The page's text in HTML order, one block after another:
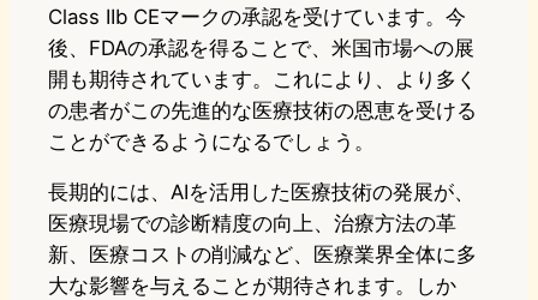
Class IIb CEマークの承認を受けています。今
後、FDAの承認を得ることで、米国市場への展
開も期待されています。これにより、より多く
の患者がこの先進的な医療技術の恩恵を受ける
ことができるようになるでしょう。
長期的には、AIを活用した医療技術の発展が、
医療現場での診断精度の向上、治療方法の革
新、医療コストの削減など、医療業界全体に多
大な影響を与えることが期待されます。しか